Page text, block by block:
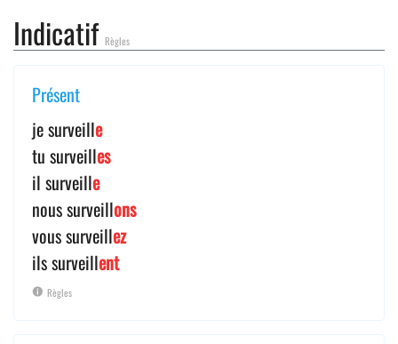
Indicatif Règles
Présent
je surveille
tu surveilles
il surveille
nous surveillons
vous surveillez
ils surveillent
Règles